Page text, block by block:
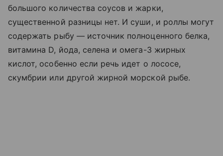
большого количества соусов и жарки,
существенной разницы нет. И суши, и роллы могут
содержать рыбу — источник полноценного белка,
витамина D, йода, селена и омега-3 жирных
кислот, особенно если речь идет о лососе,
скумбрии или другой жирной морской рыбе.